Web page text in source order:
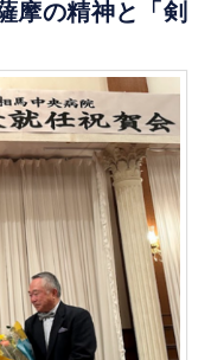
の精神と「剣